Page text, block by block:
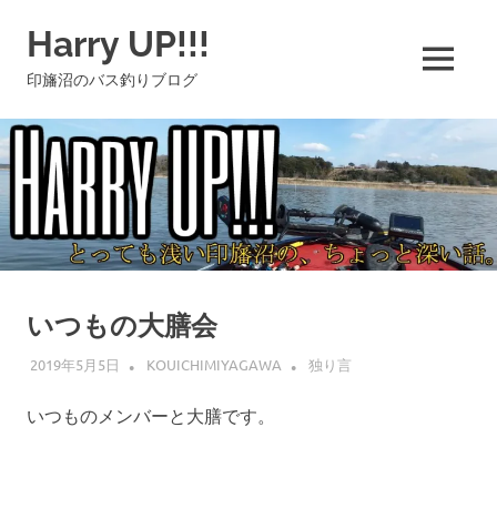
ツ
へ
ス
キ
ッ
プ
Harry UP!!!
印旛沼のバス釣りブログ MENU
いつもの大膳会
2019年5月5日 KOUICHIMIYAGAWA 独り言
いつものメンバーと大膳です。